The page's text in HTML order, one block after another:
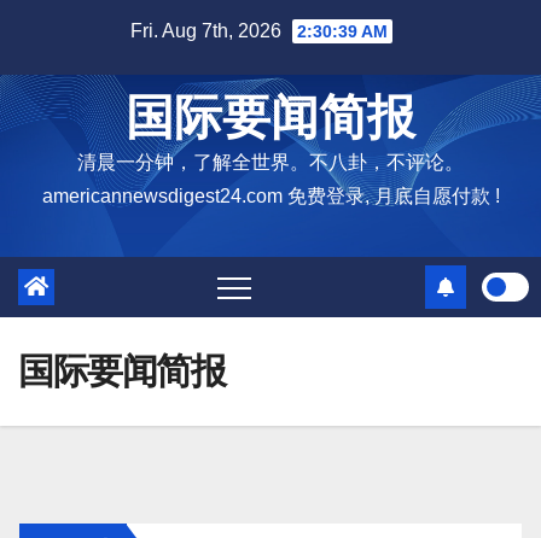
content
Fri. Aug 7th, 2026 2:30:39 AM
国际要闻简报
清晨一分钟，了解全世界。不八卦，不评论。
americannewsdigest24.com 免费登录, 月底自愿付款 !
国际要闻简报